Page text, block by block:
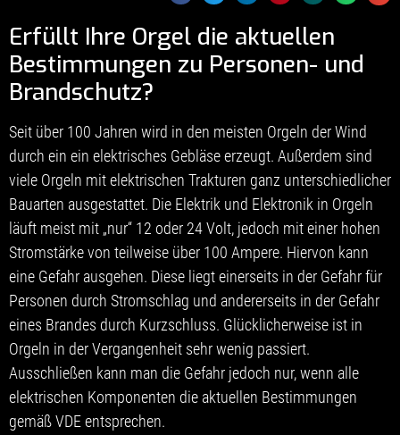
Erfüllt Ihre Orgel die aktuellen
Bestimmungen zu Personen- und
Brandschutz?
Seit über 100 Jahren wird in den meisten Orgeln der Wind
durch ein ein elektrisches Gebläse erzeugt. Außerdem sind
viele Orgeln mit elektrischen Trakturen ganz unterschiedlicher
Bauarten ausgestattet. Die Elektrik und Elektronik in Orgeln
läuft meist mit „nur“ 12 oder 24 Volt, jedoch mit einer hohen
Stromstärke von teilweise über 100 Ampere. Hiervon kann
eine Gefahr ausgehen. Diese liegt einerseits in der Gefahr für
Personen durch Stromschlag und andererseits in der Gefahr
eines Brandes durch Kurzschluss. Glücklicherweise ist in
Orgeln in der Vergangenheit sehr wenig passiert.
Ausschließen kann man die Gefahr jedoch nur, wenn alle
elektrischen Komponenten die aktuellen Bestimmungen
gemäß VDE entsprechen.